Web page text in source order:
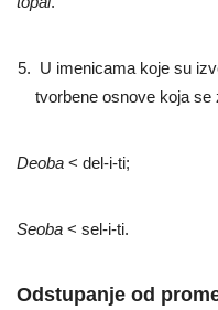
U imenicama koje su
tvorbene osnove koja
Deoba < del-i-ti;
Seoba < sel-i-ti.
Odstupanje od